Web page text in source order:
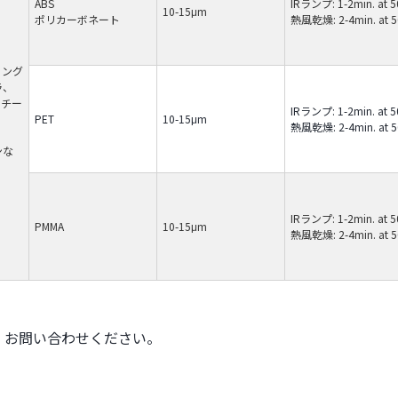
グ
ー
ABS
ポリカーボネート
10-15μm
IRランプ: 1-2min. at
熱風乾燥: 2-4min. at
PET 10-15μm
IRランプ: 1-2min. at
熱風乾燥: 2-4min. at
PMMA 10-15μm
IRランプ: 1-2min. at
熱風乾燥: 2-4min. at
問い合わせください。